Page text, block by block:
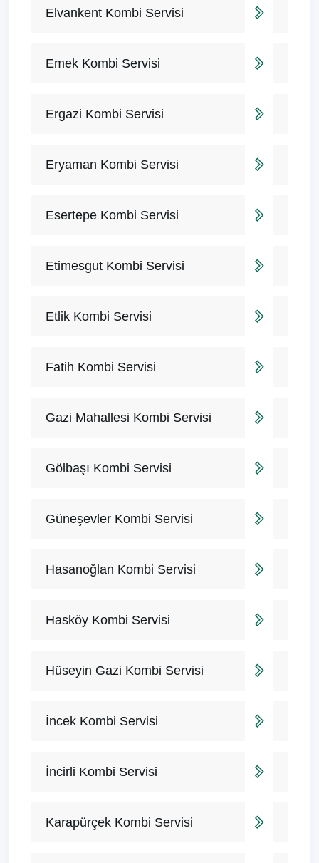
Elvankent Kombi Servisi
Emek Kombi Servisi
Ergazi Kombi Servisi
Eryaman Kombi Servisi
Esertepe Kombi Servisi
Etimesgut Kombi Servisi
Etlik Kombi Servisi
Fatih Kombi Servisi
Gazi Mahallesi Kombi Servisi
Gölbaşı Kombi Servisi
Güneşevler Kombi Servisi
Hasanoğlan Kombi Servisi
Hasköy Kombi Servisi
Hüseyin Gazi Kombi Servisi
İncek Kombi Servisi
İncirli Kombi Servisi
Karapürçek Kombi Servisi